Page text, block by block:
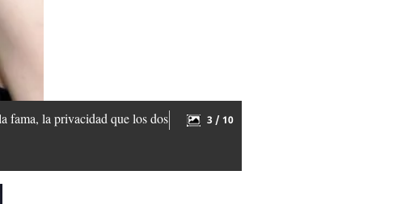
fama, la privacidad que los dos
3 / 10